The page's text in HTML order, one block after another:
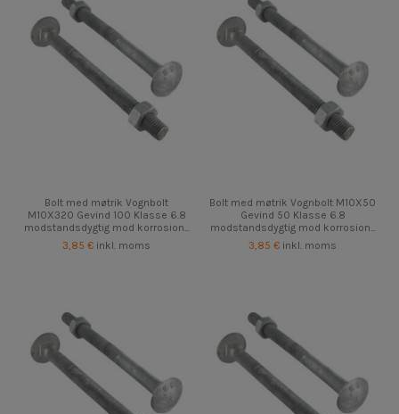
Bolt med møtrik Vognbolt
M10X320 Gevind 100 Klasse 6.8
modstandsdygtig mod korrosion...
3,85 € inkl. moms
Bolt med møtrik Vognbolt M10X50
Gevind 50 Klasse 6.8
modstandsdygtig mod korrosion...
3,85 € inkl. moms